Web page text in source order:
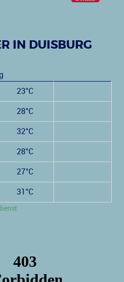
IN DUISBURG
23°C
28°C
32°C
28°C
27°C
31°C